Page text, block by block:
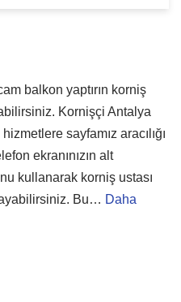
balkon yaptırın korniş
Kornişçi Antalya
sayfamız aracılığı
ekranınızın alt
kullanarak korniş ustası
Bu… Daha